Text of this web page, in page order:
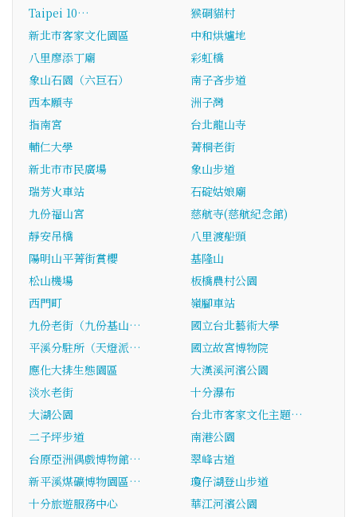
Taipei 10…
猴硐貓村
新北市客家文化園區
中和烘爐地
八里廖添丁廟
彩虹橋
象山石園（六巨石）
南子吝步道
西本願寺
洲子灣
指南宮
台北龍山寺
輔仁大學
菁桐老街
新北市市民廣場
象山步道
瑞芳火車站
石碇姑娘廟
九份福山宮
慈航寺(慈航紀念館)
靜安吊橋
八里渡船頭
陽明山平菁街賞櫻
基隆山
松山機場
板橋農村公園
西門町
嶺腳車站
九份老街（九份基山…
國立台北藝術大學
平溪分駐所（天燈派…
國立故宮博物院
應化大排生態園區
大漢溪河濱公園
淡水老街
十分瀑布
大湖公園
台北市客家文化主題…
二子坪步道
南港公園
台原亞洲偶戲博物館…
翠峰古道
新平溪煤礦博物園區…
瓊仔湖登山步道
十分旅遊服務中心
華江河濱公園